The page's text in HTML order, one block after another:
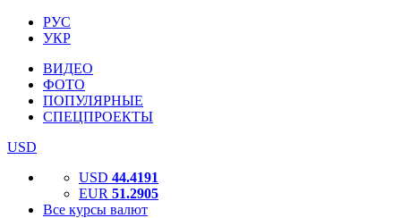
РУС
УКР
ВИДЕО
ФОТО
ПОПУЛЯРНЫЕ
СПЕЦПРОЕКТЫ
USD
USD 44.4191
EUR 51.2905
Все курсы валют